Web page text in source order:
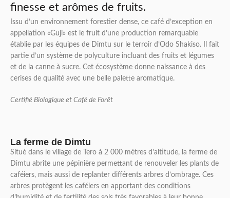
finesse et arômes de fruits.
Issu d’un environnement forestier dense, ce café d’exception en
appellation «Guji» est le fruit d’une production remarquable
établie par les équipes de Dimtu sur le terroir d’Odo Shakiso. Il fait
partie d’un système de polyculture incluant des fruits et légumes
et de la canne à sucre. Cet écosystème donne naissance à des
cerises de qualité avec une belle palette aromatique.
Certifié Biologique et Café de Forêt
La ferme de Dimtu
Situé dans le village de Tero à 2 000 mètres d’altitude, la ferme de
Dimtu abrite une pépinière permettant de renouveler les plants de
caféiers, mais aussi de replanter différents arbres d’ombrage. Ces
arbres protègent les caféiers en apportant des conditions